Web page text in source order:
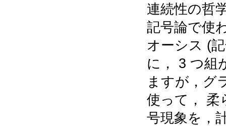
連続性の哲
記号論で使
オーシス (
に， 3 つ組
ますが，グ
使って， 柔
号現象を，